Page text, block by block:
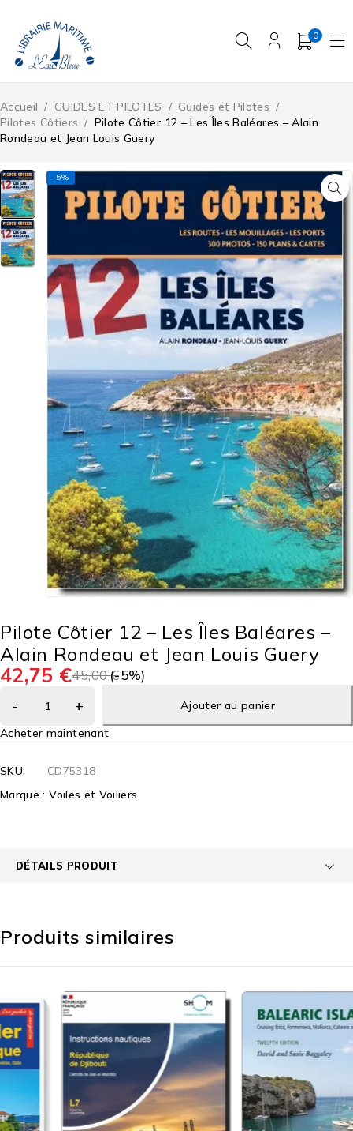
0
Accueil / GUIDES ET PILOTES / Guides et Pilotes /
Pilotes Côtiers / Pilote Côtier 12 – Les Îles Baléares – Alain
Rondeau et Jean Louis Guery
-5%
Pilote Côtier 12 – Les Îles Baléares –
Alain Rondeau et Jean Louis Guery
45,00€
42,75 € (-5%)
Ajouter au panier
Acheter maintenant
SKU:
CD75318
Marque :Voiles et Voiliers
DÉTAILS PRODUIT
Produits similaires